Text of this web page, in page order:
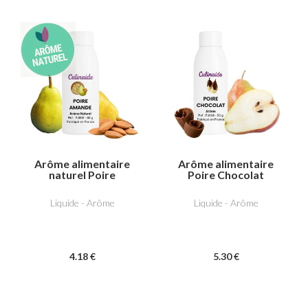
Arôme alimentaire
naturel Poire
Liquide - Arôme
4.18 €
Arôme alimentaire
Poire Chocolat
Liquide - Arôme
5.30 €